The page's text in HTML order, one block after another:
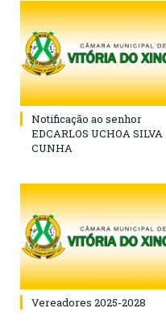
Notificação ao senhor
EDCARLOS UCHOA SILVA
CUNHA
Vereadores 2025-2028